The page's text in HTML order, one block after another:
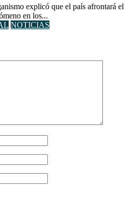
explicó que el país afrontará el
en los...
NOTICIAS